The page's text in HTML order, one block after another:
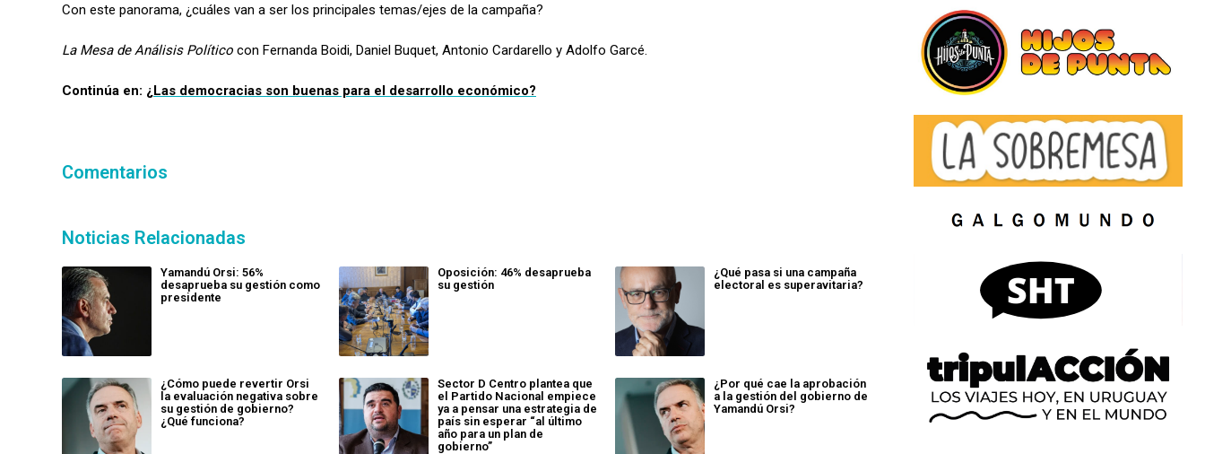
Con este panorama, ¿cuáles van a ser los principales temas/ejes de la campaña?
La Mesa de Análisis Político con Fernanda Boidi, Daniel Buquet, Antonio Cardarello y Adolfo Garcé.
Continúa en: ¿Las democracias son buenas para el desarrollo económico?
Comentarios
Noticias Relacionadas
Yamandú Orsi: 56%
desaprueba su gestión como
presidente
Oposición: 46% desaprueba
su gestión
¿Qué pasa si una campaña
electoral es superavitaria?
¿Cómo puede revertir Orsi
la evaluación negativa sobre
su gestión de gobierno?
¿Qué funciona?
Sector D Centro plantea que
el Partido Nacional empiece
ya a pensar una estrategia de
país sin esperar “al último
año para un plan de
gobierno”
¿Por qué cae la aprobación
a la gestión del gobierno de
Yamandú Orsi?